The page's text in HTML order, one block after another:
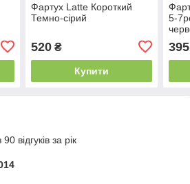
Фартух Latte Короткий
Темно-cірий
520₴
Купити
5-
395
відгуків за рік